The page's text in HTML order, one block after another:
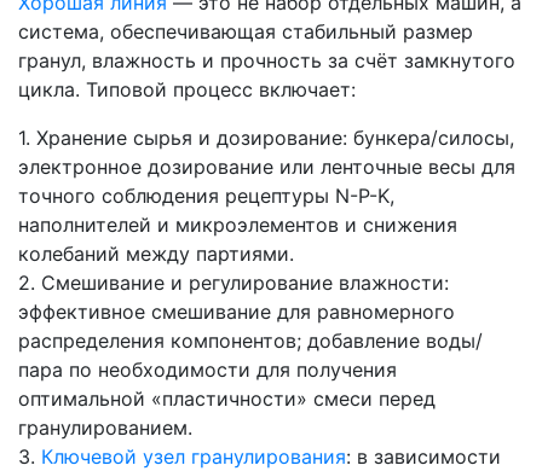
система, обеспечивающая стабильный размер
гранул, влажность и прочность за счёт замкнутого
цикла. Типовой процесс включает:
1. Хранение сырья и дозирование: бункера/силосы,
электронное дозирование или ленточные весы для
точного соблюдения рецептуры N-P-K,
наполнителей и микроэлементов и снижения
колебаний между партиями.
2. Смешивание и регулирование влажности:
эффективное смешивание для равномерного
распределения компонентов; добавление воды/
пара по необходимости для получения
оптимальной «пластичности» смеси перед
гранулированием.
3. Ключевой узел гранулирования: в зависимости